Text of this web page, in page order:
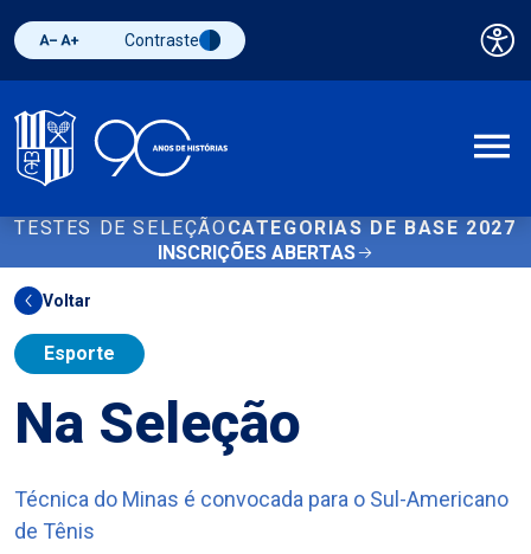
Diminuir fonte
Aumentar fonteAlternar contraste
Contraste
TESTES DE SELEÇÃO CATEGORIAS DE BASE 2027
INSCRIÇÕES ABERTAS
Voltar
Esporte
Na Seleção
Técnica do Minas é convocada para o Sul-Americano
de Tênis